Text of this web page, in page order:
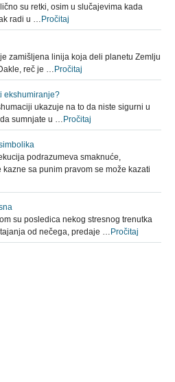
su retki, osim u slučajevima kada
radi u … Pročitaj
zamišljena linija koja deli planetu Zemlju
reč je … Pročitaj
ekshumiranje?
ukazuje na to da niste sigurni u
sumnjate u … Pročitaj
podrazumeva smaknuće,
sa punim pravom se može kazati
su posledica nekog stresnog trenutka
od nečega, predaje … Pročitaj